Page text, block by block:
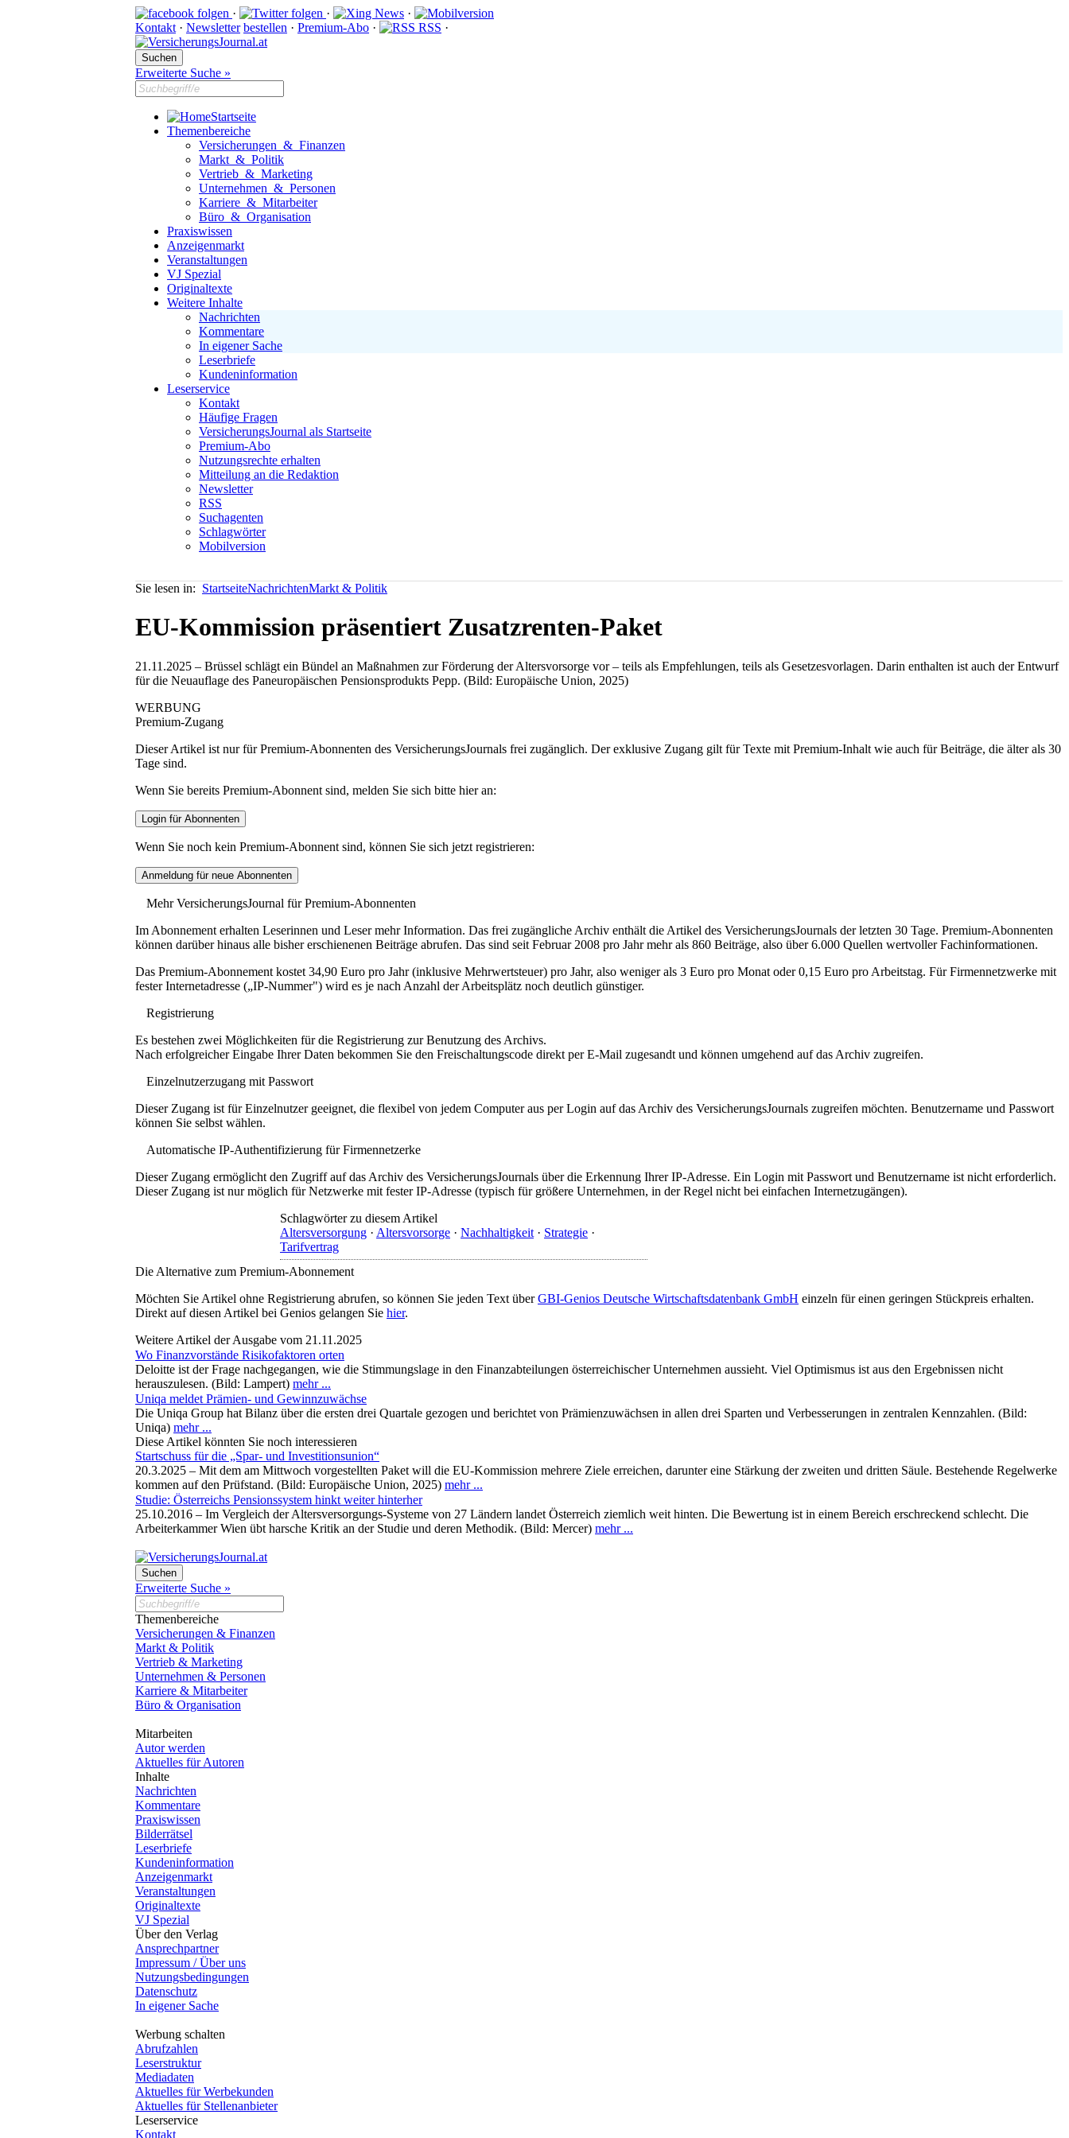
· ·
·
Kontakt · Newsletter bestellen · Premium-Abo · RSS ·
Erweiterte Suche »
Startseite
Themenbereiche
Versicherungen & Finanzen
Markt & Politik
Vertrieb & Marketing
Unternehmen & Personen
Karriere & Mitarbeiter
Büro & Organisation
Praxiswissen
Anzeigenmarkt
Veranstaltungen
VJ Spezial
Originaltexte
Weitere Inhalte
Nachrichten
Kommentare
In eigener Sache
Leserbriefe
Kundeninformation
Leserservice
Kontakt
Häufige Fragen
VersicherungsJournal als Startseite
Premium-Abo
Nutzungsrechte erhalten
Mitteilung an die Redaktion
Newsletter
RSS
Suchagenten
Schlagwörter
Mobilversion
Sie lesen in: StartseiteNachrichtenMarkt & Politik
EU-Kommission präsentiert Zusatzrenten-Paket
21.11.2025 – Brüssel schlägt ein Bündel an Maßnahmen zur Förderung der Altersvorsorge vor – teils als Empfehlungen, teils als Gesetzesvorlagen. Darin enthalten ist auch der Entwurf
für die Neuauflage des Paneuropäischen Pensionsprodukts Pepp. (Bild: Europäische Union, 2025)
WERBUNG
Premium-Zugang
Dieser Artikel ist nur für Premium-Abonnenten des VersicherungsJournals frei zugänglich. Der exklusive Zugang gilt für Texte mit Premium-Inhalt wie auch für Beiträge, die älter als 30
Tage sind.
Wenn Sie bereits Premium-Abonnent sind, melden Sie sich bitte hier an:
Wenn Sie noch kein Premium-Abonnent sind, können Sie sich jetzt registrieren:
Mehr VersicherungsJournal für Premium-Abonnenten
Im Abonnement erhalten Leserinnen und Leser mehr Information. Das frei zugängliche Archiv enthält die Artikel des VersicherungsJournals der letzten 30 Tage. Premium-Abonnenten
können darüber hinaus alle bisher erschienenen Beiträge abrufen. Das sind seit Februar 2008 pro Jahr mehr als 860 Beiträge, also über 6.000 Quellen wertvoller Fachinformationen.
Das Premium-Abonnement kostet 34,90 Euro pro Jahr (inklusive Mehrwertsteuer) pro Jahr, also weniger als 3 Euro pro Monat oder 0,15 Euro pro Arbeitstag. Für Firmennetzwerke mit
fester Internetadresse („IP-Nummer") wird es je nach Anzahl der Arbeitsplätz noch deutlich günstiger.
Registrierung
Es bestehen zwei Möglichkeiten für die Registrierung zur Benutzung des Archivs.
Nach erfolgreicher Eingabe Ihrer Daten bekommen Sie den Freischaltungscode direkt per E-Mail zugesandt und können umgehend auf das Archiv zugreifen.
Einzelnutzerzugang mit Passwort
Dieser Zugang ist für Einzelnutzer geeignet, die flexibel von jedem Computer aus per Login auf das Archiv des VersicherungsJournals zugreifen möchten. Benutzername und Passwort
können Sie selbst wählen.
Automatische IP-Authentifizierung für Firmennetzerke
Dieser Zugang ermöglicht den Zugriff auf das Archiv des VersicherungsJournals über die Erkennung Ihrer IP-Adresse. Ein Login mit Passwort und Benutzername ist nicht erforderlich.
Dieser Zugang ist nur möglich für Netzwerke mit fester IP-Adresse (typisch für größere Unternehmen, in der Regel nicht bei einfachen Internetzugängen).
Schlagwörter zu diesem Artikel
Altersversorgung · Altersvorsorge · Nachhaltigkeit · Strategie ·
Tarifvertrag
Die Alternative zum Premium-Abonnement
Möchten Sie Artikel ohne Registrierung abrufen, so können Sie jeden Text überGBI-Genios Deutsche Wirtschaftsdatenbank GmbH einzeln für einen geringen Stückpreis erhalten.
Direkt auf diesen Artikel bei Genios gelangen Sie hier.
Weitere Artikel der Ausgabe vom 21.11.2025
Wo Finanzvorstände Risikofaktoren orten
Deloitte ist der Frage nachgegangen, wie die Stimmungslage in den Finanzabteilungen österreichischer Unternehmen aussieht. Viel Optimismus ist aus den Ergebnissen nicht
herauszulesen. (Bild: Lampert) mehr ...
Uniqa meldet Prämien- und Gewinnzuwächse
Die Uniqa Group hat Bilanz über die ersten drei Quartale gezogen und berichtet von Prämienzuwächsen in allen drei Sparten und Verbesserungen in zentralen Kennzahlen. (Bild:
Uniqa) mehr ...
Diese Artikel könnten Sie noch interessieren
Startschuss für die „Spar- und Investitionsunion“
20.3.2025 – Mit dem am Mittwoch vorgestellten Paket will die EU-Kommission mehrere Ziele erreichen, darunter eine Stärkung der zweiten und dritten Säule. Bestehende Regelwerke
kommen auf den Prüfstand. (Bild: Europäische Union, 2025) mehr ...
Studie: Österreichs Pensionssystem hinkt weiter hinterher
25.10.2016 – Im Vergleich der Altersversorgungs-Systeme von 27 Ländern landet Österreich ziemlich weit hinten. Die Bewertung ist in einem Bereich erschreckend schlecht. Die
Arbeiterkammer Wien übt harsche Kritik an der Studie und deren Methodik. (Bild: Mercer) mehr ...
Erweiterte Suche »
Themenbereiche
Versicherungen & Finanzen
Markt & Politik
Vertrieb & Marketing
Unternehmen & Personen
Karriere & Mitarbeiter
Büro & Organisation
Mitarbeiten
Autor werden
Aktuelles für Autoren
Inhalte
Nachrichten
Kommentare
Praxiswissen
Bilderrätsel
Leserbriefe
Kundeninformation
Anzeigenmarkt
Veranstaltungen
Originaltexte
VJ Spezial
Über den Verlag
Ansprechpartner
Impressum / Über uns
Nutzungsbedingungen
Datenschutz
In eigener Sache
Werbung schalten
Abrufzahlen
Leserstruktur
Mediadaten
Aktuelles für Werbekunden
Aktuelles für Stellenanbieter
Leserservice
Kontakt